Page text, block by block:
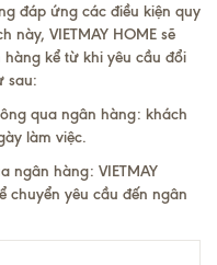
đáp ứng các điều kiện quy
này, VIETMAY HOME sẽ
kể từ khi yêu cầu đổi
sau:
qua ngân hàng: khách
làm việc.
ngân hàng: VIETMAY
chuyển yêu cầu đến ngân